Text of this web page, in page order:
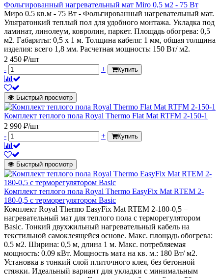
Фольгированный нагревательный мат Miro 0,5 м2 - 75 Вт
Миро 0.5 кв.м - 75 Вт - Фольгированный нагревательный мат.
Ультратонкий теплый пол для удобного монтажа. Укладка под
ламинат, линолеум, ковролин, паркет. Площадь обогрева: 0,5
м2. Габариты: 0,5 х 1 м. Толщина кабеля: 1 мм, общая толщина
изделия: всего 1,8 мм. Расчетная мощность: 150 Вт/ м2.
2 450 ₽/шт
-
+ Купить
Быстрый просмотр
Комплект теплого пола Royal Thermo Flat Mat RTFM 2-150-1
2 990 ₽/шт
-
+ Купить
Быстрый просмотр
Комплект теплого пола Royal Thermo EasyFix Mat RTEM 2-
180-0,5 с терморегулятором Basic
Комплект Royal Thermo EasyFix Mat RTEM 2-180-0,5 –
нагревательный мат для теплого пола с терморегулятором
Basic. Тонкий двухжильный нагревательный кабель на
текстильной самоклеящейся основе. Макс. площадь обогрева:
0.5 м2. Ширина: 0,5 м, длина 1 м. Макс. потребляемая
мощность: 0.09 кВт. Мощность мата на кв. м.: 180 Вт/ м2.
Установка в тонкий слой плиточного клея, без бетонной
стяжки. Идеальный вариант для укладки с минимальным